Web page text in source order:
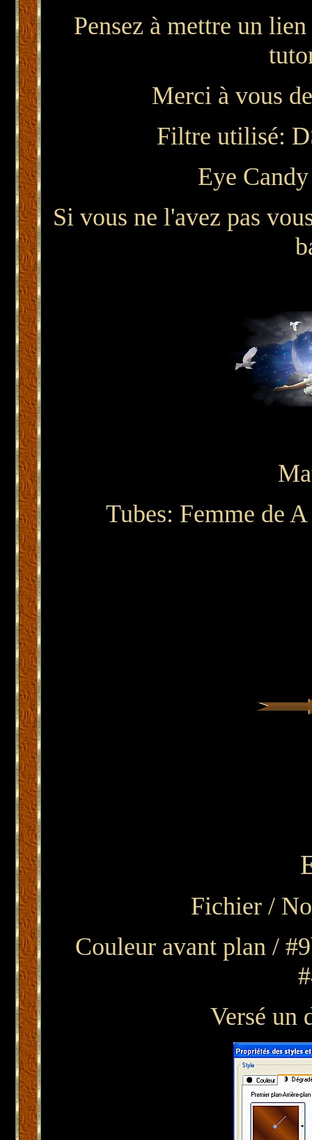
Pensez à mettre un
Merci à vous
Filtre utilisé:
Eye
Si vous ne l'avez pas
Tubes: Femme de A
Fichier /
Couleur avant plan /
Versé un